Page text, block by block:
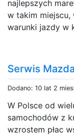
najlepszych
w takim miejscu,
warunki jazdy w
Serwis
Dodano: 10 lat 2
W Polsce od
samochodów z
wzrostem płac